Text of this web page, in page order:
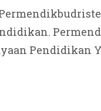
Pendidikan